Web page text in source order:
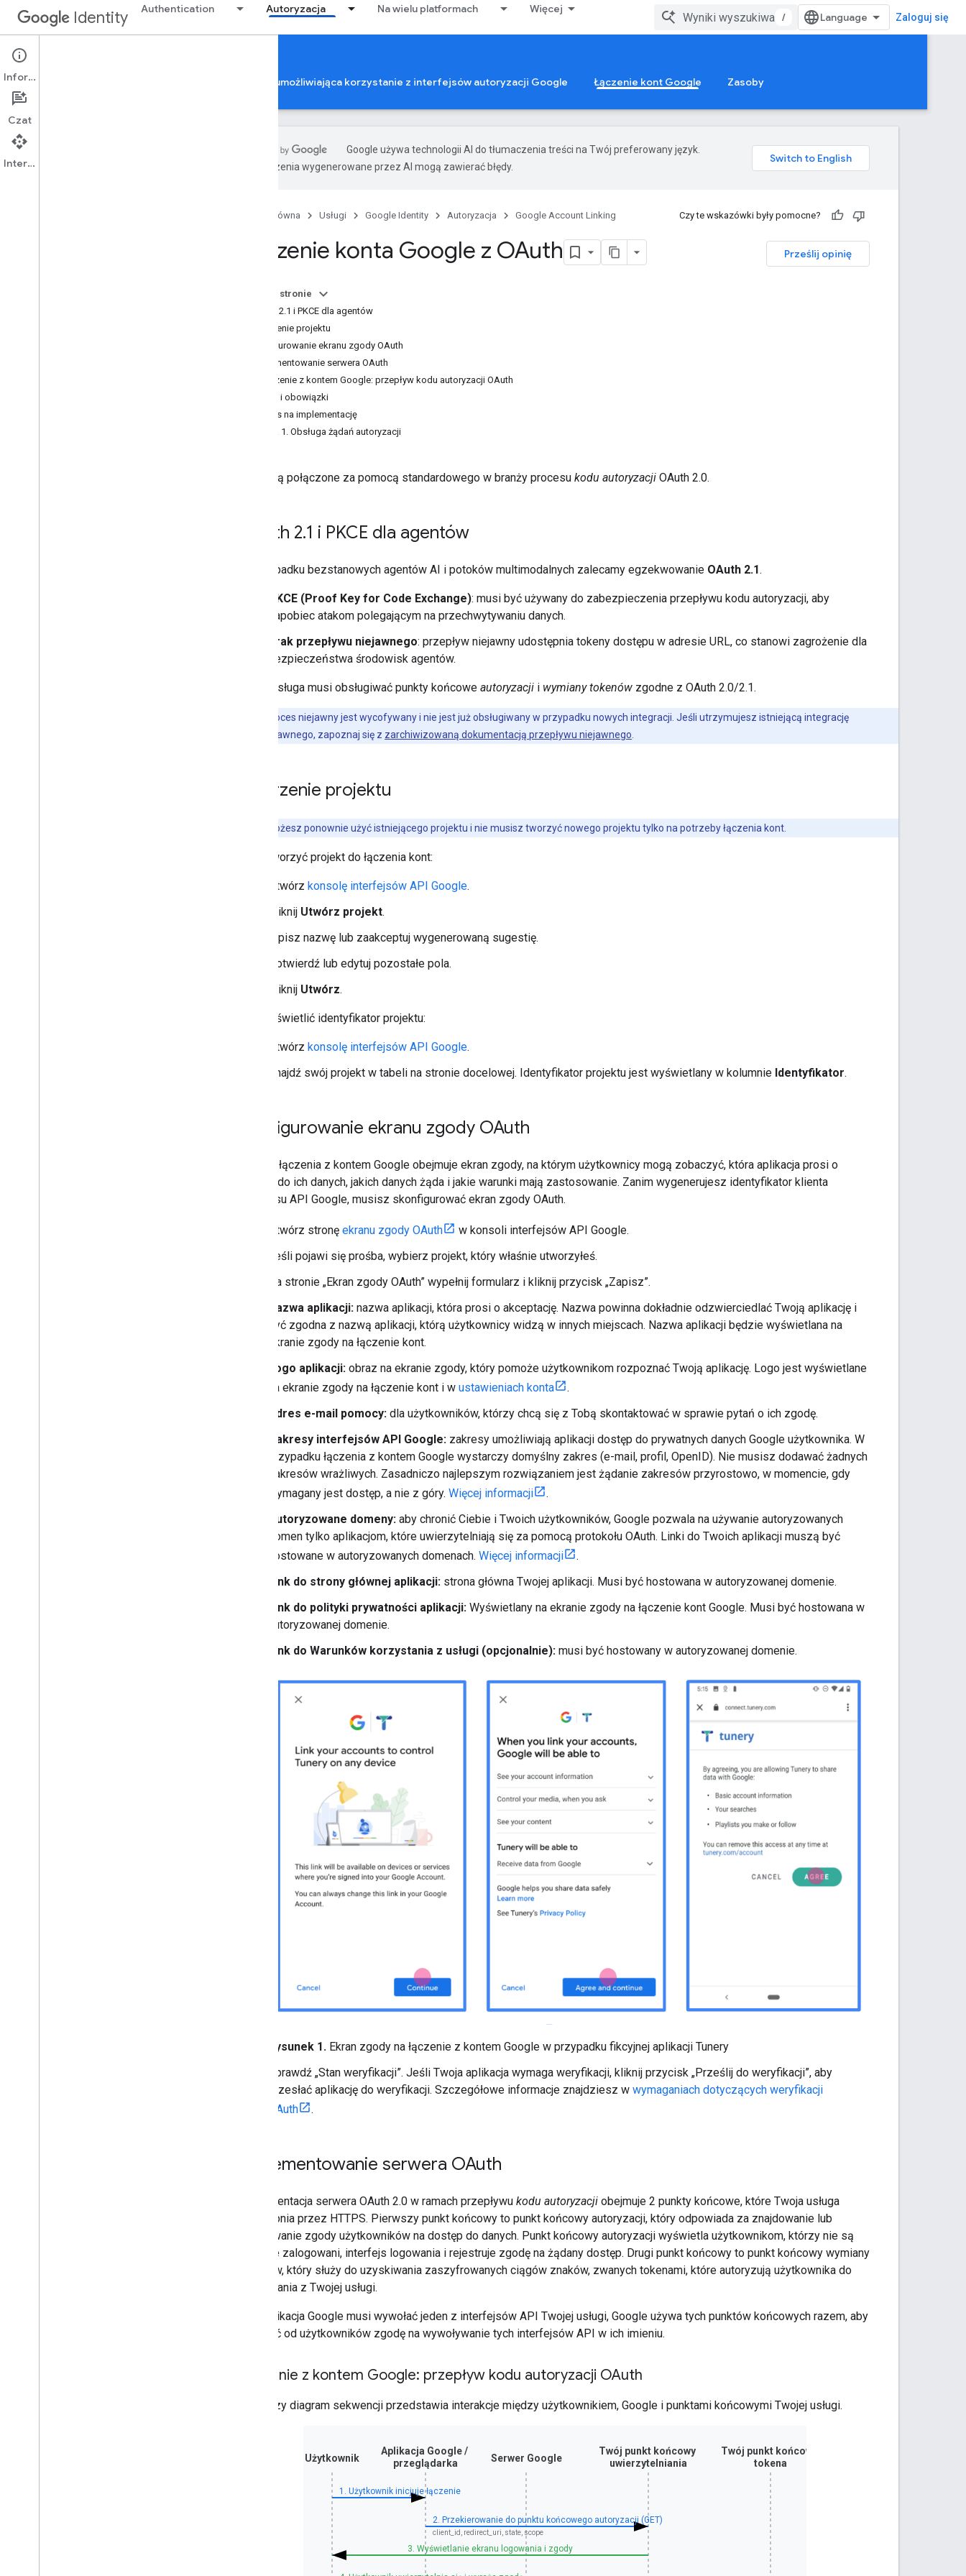
Identity Authentication Autoryzacja Na wielu platformach Więcej
/ Zaloguj się
Google Account Linking
Autoryzacja konta Google Weryfikacja aplikacji umożliwiająca korzystanie z interfejsów autoryzacji Google Łączenie kont Google Zasoby
Google używa technologii AI do tłumaczenia treści na Twój preferowany język.
Tłumaczenia wygenerowane przez AI mogą zawierać błędy.
Strona główna Usługi Google Identity Autoryzacja Google Account Linking Czy te wskazówki były pomocne?
Prześlij opinię
Łączenie konta Google z OAuth
Na tej stronie
OAuth 2.1 i PKCE dla agentów
Tworzenie projektu
Konfigurowanie ekranu zgody OAuth
Implementowanie serwera OAuth
Łączenie z kontem Google: przepływ kodu autoryzacji OAuth
Role i obowiązki
Przepis na implementację
Krok 1. Obsługa żądań autoryzacji
Konta są połączone za pomocą standardowego w branży procesu kodu autoryzacji OAuth 2.0.
OAuth 2.1 i PKCE dla agentów
W przypadku bezstanowych agentów AI i potoków multimodalnych zalecamy egzekwowanie OAuth 2.1.
PKCE (Proof Key for Code Exchange): musi być używany do zabezpieczenia przepływu kodu autoryzacji, aby
zapobiec atakom polegającym na przechwytywaniu danych.
Brak przepływu niejawnego: przepływ niejawny udostępnia tokeny dostępu w adresie URL, co stanowi zagrożenie dla
bezpieczeństwa środowisk agentów.
Twoja usługa musi obsługiwać punkty końcowe autoryzacji i wymiany tokenów zgodne z OAuth 2.0/2.1.
proces niejawny jest wycofywany i nie jest już obsługiwany w przypadku nowych integracji. Jeśli utrzymujesz istniejącą integrację
przepływu niejawnego, zapoznaj się z zarchiwizowaną dokumentacją przepływu niejawnego
Tworzenie projektu
możesz ponownie użyć istniejącego projektu i nie musisz tworzyć nowego projektu tylko na potrzeby łączenia kont.
Aby utworzyć projekt do łączenia kont:
Otwórz konsolę interfejsów API Google.
Kliknij Utwórz projekt.
Wpisz nazwę lub zaakceptuj wygenerowaną sugestię.
Potwierdź lub edytuj pozostałe pola.
Kliknij Utwórz.
Aby wyświetlić identyfikator projektu:
Otwórz konsolę interfejsów API Google.
Znajdź swój projekt w tabeli na stronie docelowej. Identyfikator projektu jest wyświetlany w kolumnie Identyfikator.
Konfigurowanie ekranu zgody OAuth
Proces łączenia z kontem Google obejmuje ekran zgody, na którym użytkownicy mogą zobaczyć, która aplikacja prosi o
dostęp do ich danych, jakich danych żąda i jakie warunki mają zastosowanie. Zanim wygenerujesz identyfikator klienta
interfejsu API Google, musisz skonfigurować ekran zgody OAuth.
Otwórz stronę ekranu zgody OAuth
w konsoli interfejsów API Google.
Jeśli pojawi się prośba, wybierz projekt, który właśnie utworzyłeś.
Na stronie „Ekran zgody OAuth” wypełnij formularz i kliknij przycisk „Zapisz”.
Nazwa aplikacji: nazwa aplikacji, która prosi o akceptację. Nazwa powinna dokładnie odzwierciedlać Twoją aplikację i
być zgodna z nazwą aplikacji, którą użytkownicy widzą w innych miejscach. Nazwa aplikacji będzie wyświetlana na
ekranie zgody na łączenie kont.
Logo aplikacji: obraz na ekranie zgody, który pomoże użytkownikom rozpoznać Twoją aplikację. Logo jest wyświetlane
na ekranie zgody na łączenie kont i w ustawieniach konta
.
Adres e-mail pomocy: dla użytkowników, którzy chcą się z Tobą skontaktować w sprawie pytań o ich zgodę.
Zakresy interfejsów API Google: zakresy umożliwiają aplikacji dostęp do prywatnych danych Google użytkownika. W
przypadku łączenia z kontem Google wystarczy domyślny zakres (e-mail, profil, OpenID). Nie musisz dodawać żadnych
zakresów wrażliwych. Zasadniczo najlepszym rozwiązaniem jest żądanie zakresów przyrostowo, w momencie, gdy
wymagany jest dostęp, a nie z góry. Więcej informacji
.
Autoryzowane domeny: aby chronić Ciebie i Twoich użytkowników, Google pozwala na używanie autoryzowanych
domen tylko aplikacjom, które uwierzytelniają się za pomocą protokołu OAuth. Linki do Twoich aplikacji muszą być
hostowane w autoryzowanych domenach. Więcej informacji
.
Link do strony głównej aplikacji: strona główna Twojej aplikacji. Musi być hostowana w autoryzowanej domenie.
Link do polityki prywatności aplikacji: Wyświetlany na ekranie zgody na łączenie kont Google. Musi być hostowana w
autoryzowanej domenie.
Link do Warunków korzystania z usługi (opcjonalnie): musi być hostowany w autoryzowanej domenie.
Rysunek 1. Ekran zgody na łączenie z kontem Google w przypadku fikcyjnej aplikacji Tunery
Sprawdź „Stan weryfikacji”. Jeśli Twoja aplikacja wymaga weryfikacji, kliknij przycisk „Prześlij do weryfikacji”, aby
przesłać aplikację do weryfikacji. Szczegółowe informacje znajdziesz w wymaganiach dotyczących weryfikacji
OAuth
.
Implementowanie serwera OAuth
Implementacja serwera OAuth 2.0 w ramach przepływu kodu autoryzacji obejmuje 2 punkty końcowe, które Twoja usługa
udostępnia przez HTTPS. Pierwszy punkt końcowy to punkt końcowy autoryzacji, który odpowiada za znajdowanie lub
uzyskiwanie zgody użytkowników na dostęp do danych. Punkt końcowy autoryzacji wyświetla użytkownikom, którzy nie są
jeszcze zalogowani, interfejs logowania i rejestruje zgodę na żądany dostęp. Drugi punkt końcowy to punkt końcowy wymiany
tokenów, który służy do uzyskiwania zaszyfrowanych ciągów znaków, zwanych tokenami, które autoryzują użytkownika do
korzystania z Twojej usługi.
Gdy aplikacja Google musi wywołać jeden z interfejsów API Twojej usługi, Google używa tych punktów końcowych razem, aby
uzyskać od użytkowników zgodę na wywoływanie tych interfejsów API w ich imieniu.
Łączenie z kontem Google: przepływ kodu autoryzacji OAuth
Poniższy diagram sekwencji przedstawia interakcje między użytkownikiem, Google i punktami końcowymi Twojej usługi.
Użytkownik
Aplikacja Google /
przeglądarka Serwer Google
Twój punkt końcowy
uwierzytelniania
Twój punkt końcowy
tokena
1. Użytkownik inicjuje łączenie
2. Przekierowanie do punktu końcowego autoryzacji (GET)
client_id, redirect_uri, state, scope
3. Wyświetlanie ekranu logowania i zgody
Informacje
Czat
Interfejs API